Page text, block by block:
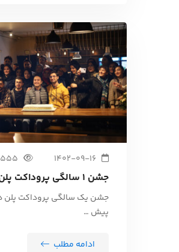
1402-09-16 555 بازدید
جشن 1 سالگی پروداکت پلن
پیش …
ادامه مطلب